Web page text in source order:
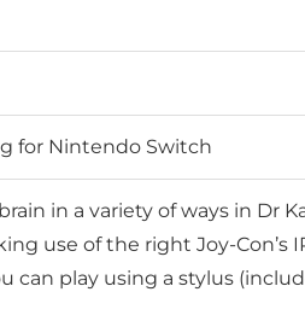
for Nintendo Switch
in a variety of ways in Dr
use of the right Joy-Con’s
can play using a stylus